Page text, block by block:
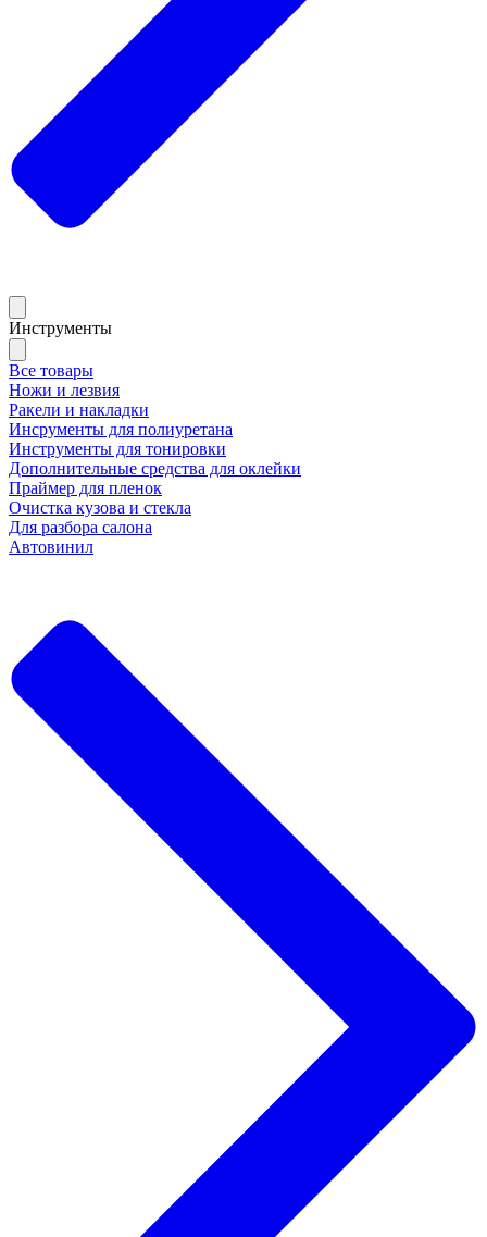
Инструменты
Все товары
Ножи и лезвия
Ракели и накладки
Инсрументы для полиуретана
Инструменты для тонировки
Дополнительные средства для оклейки
Праймер для пленок
Очистка кузова и стекла
Для разбора салона
Автовинил